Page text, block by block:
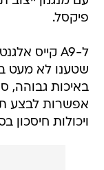
פיקסל.
שטענו לא מעט
באיכות גבוהה,
ויכולות חיסכון